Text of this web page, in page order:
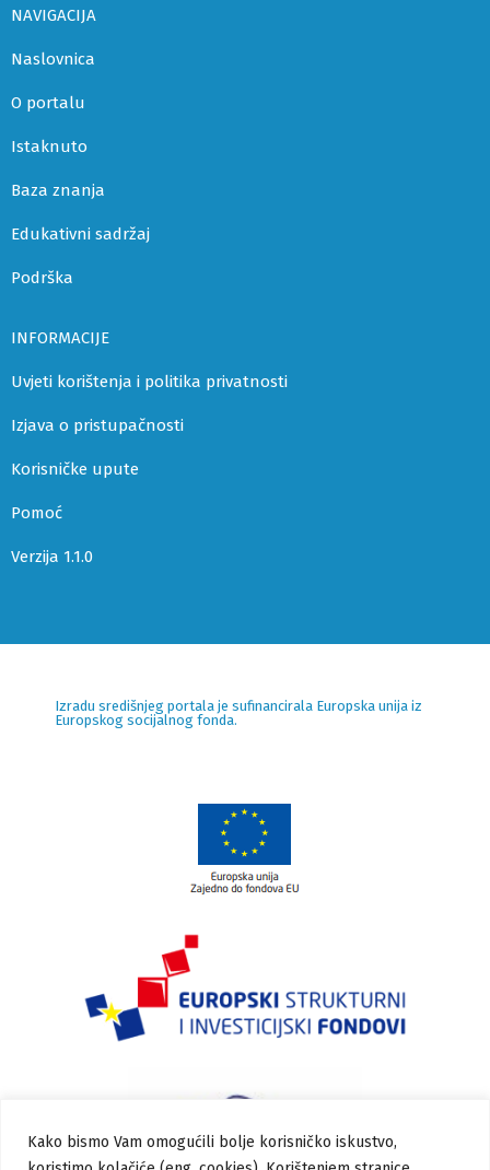
Kako bismo Vam omogućili bolje korisničko iskustvo,
NAVIGACIJA
Naslovnica
O portalu
Istaknuto
Baza znanja
Edukativni sadržaj
Podrška
INFORMACIJE
Uvjeti korištenja i politika privatnosti
Izjava o pristupačnosti
Korisničke upute
Pomoć
Verzija 1.1.0
Izradu središnjeg portala je sufinancirala Europska unija iz
Europskog socijalnog fonda.